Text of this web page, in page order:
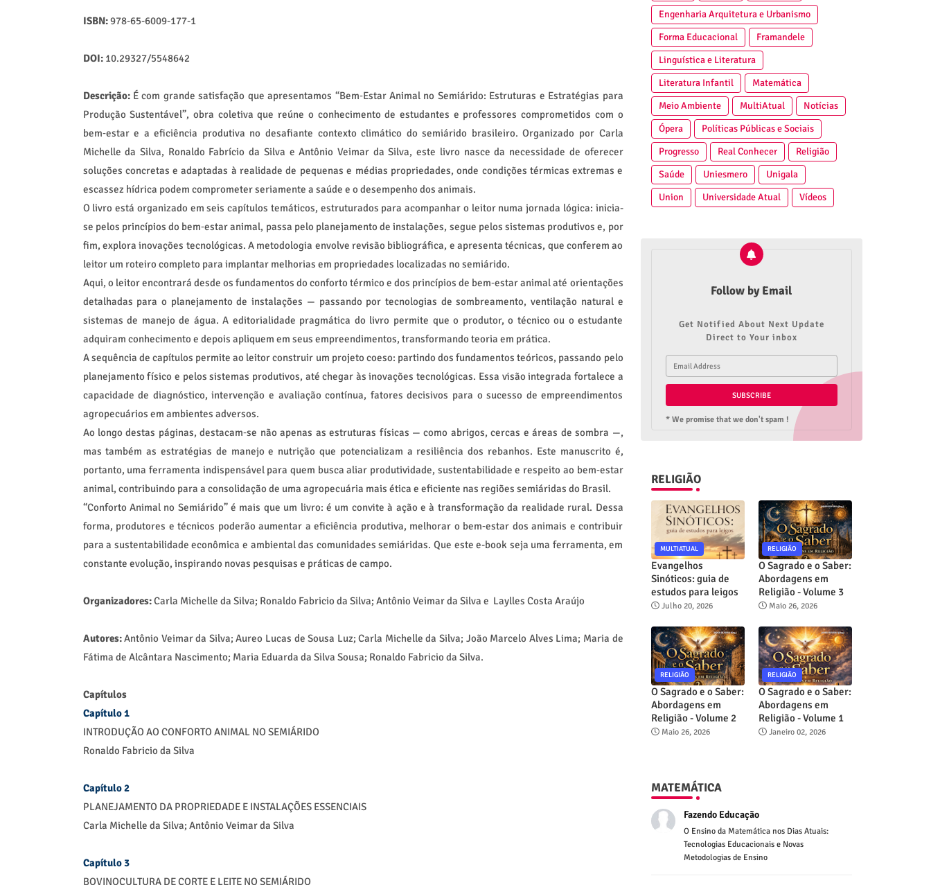
ISBN:978-65-6009-177-1
DOI:10.29327/5548642
Descrição:É com grande satisfação que apresentamos “Bem‑Estar Animal no Semiárido: Estruturas e Estratégias para
Produção Sustentável”, obra coletiva que reúne o conhecimento de estudantes e professores comprometidos com o
bem‑estar e a eficiência produtiva no desafiante contexto climático do semiárido brasileiro. Organizado por Carla
Michelle da Silva, Ronaldo Fabrício da Silva e Antônio Veimar da Silva, este livro nasce da necessidade de oferecer
soluções concretas e adaptadas à realidade de pequenas e médias propriedades, onde condições térmicas extremas e
escassez hídrica podem comprometer seriamente a saúde e o desempenho dos animais.
O livro está organizado em seis capítulos temáticos, estruturados para acompanhar o leitor numa jornada lógica: inicia-
se pelos princípios do bem‑estar animal, passa pelo planejamento de instalações, segue pelos sistemas produtivos e, por
fim, explora inovações tecnológicas. A metodologia envolve revisão bibliográfica, e apresenta técnicas, que conferem ao
leitor um roteiro completo para implantar melhorias em propriedades localizadas no semiárido.
Aqui, o leitor encontrará desde os fundamentos do conforto térmico e dos princípios de bem‑estar animal até orientações
detalhadas para o planejamento de instalações — passando por tecnologias de sombreamento, ventilação natural e
sistemas de manejo de água. A editorialidade pragmática do livro permite que o produtor, o técnico ou o estudante
adquiram conhecimento e depois apliquem em seus empreendimentos, transformando teoria em prática.
A sequência de capítulos permite ao leitor construir um projeto coeso: partindo dos fundamentos teóricos, passando pelo
planejamento físico e pelos sistemas produtivos, até chegar às inovações tecnológicas. Essa visão integrada fortalece a
capacidade de diagnóstico, intervenção e avaliação contínua, fatores decisivos para o sucesso de empreendimentos
agropecuários em ambientes adversos.
Ao longo destas páginas, destacam‑se não apenas as estruturas físicas — como abrigos, cercas e áreas de sombra —,
mas também as estratégias de manejo e nutrição que potencializam a resiliência dos rebanhos. Este manuscrito é,
portanto, uma ferramenta indispensável para quem busca aliar produtividade, sustentabilidade e respeito ao bem‑estar
animal, contribuindo para a consolidação de uma agropecuária mais ética e eficiente nas regiões semiáridas do Brasil.
“Conforto Animal no Semiárido” é mais que um livro: é um convite à ação e à transformação da realidade rural. Dessa
forma, produtores e técnicos poderão aumentar a eficiência produtiva, melhorar o bem‑estar dos animais e contribuir
para a sustentabilidade econômica e ambiental das comunidades semiáridas. Que este e-book seja uma ferramenta, em
constante evolução, inspirando novas pesquisas e práticas de campo.
Organizadores:Carla Michelle da Silva; Ronaldo Fabricio da Silva; Antônio Veimar da Silva e Laylles Costa Araújo
Autores:Antônio Veimar da Silva; Aureo Lucas de Sousa Luz; Carla Michelle da Silva; João Marcelo Alves Lima; Maria de
Fátima de Alcântara Nascimento; Maria Eduarda da Silva Sousa; Ronaldo Fabricio da Silva.
Capítulos
Capítulo 1
INTRODUÇÃO AO CONFORTO ANIMAL NO SEMIÁRIDO
Ronaldo Fabricio da Silva
Capítulo 2
PLANEJAMENTO DA PROPRIEDADE E INSTALAÇÕES ESSENCIAIS
Carla Michelle da Silva; Antônio Veimar da Silva
Capítulo 3
BOVINOCULTURA DE CORTE E LEITE NO SEMIÁRIDO
Engenharia Arquitetura e Urbanismo
Forma Educacional
Framandele
Linguística e Literatura
Literatura Infantil
Matemática
Meio Ambiente
MultiAtual
Notícias
Ópera
Políticas Públicas e Sociais
Progresso
Real Conhecer
Religião
Saúde
Uniesmero
Unigala
Union
Universidade Atual Vídeos
Follow by Email
Get Notified About Next Update
Direct to Your inbox
* We promise that we don't spam !
RELIGIÃO
MULTIATUAL
Evangelhos
Sinóticos: guia de
estudos para leigos
Julho 20, 2026
RELIGIÃO
O Sagrado e o Saber:
Abordagens em
Religião - Volume 3
Maio 26, 2026
RELIGIÃO
O Sagrado e o Saber:
Abordagens em
Religião - Volume 2
Maio 26, 2026
RELIGIÃO
O Sagrado e o Saber:
Abordagens em
Religião - Volume 1
Janeiro 02, 2026
MATEMÁTICA
Fazendo Educação
O Ensino da Matemática nos Dias Atuais:
Tecnologias Educacionais e Novas
Metodologias de Ensino